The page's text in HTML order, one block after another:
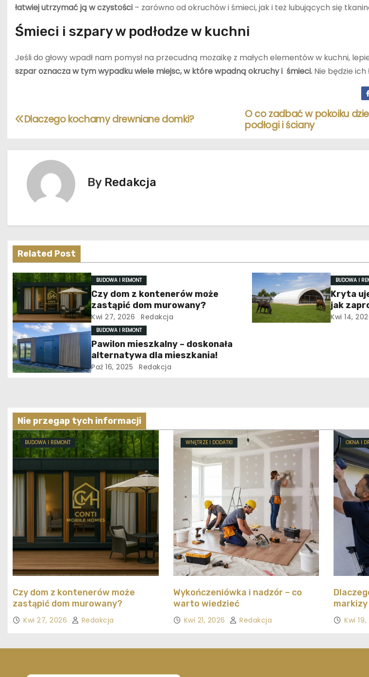
łatwiej utrzymać ją w czystości – zarówno od okruchów i śmieci, jak i też lubujących się
Śmieci i szpary w podłodze w kuchni
Jeśli do głowy wpadł nam pomysł na przecudną mozaikę z małych elementów w kuchni,
szpar oznacza w tym wypadku wiele miejsc, w które wpadną okruchy i śmieci. Nie będzie
N
j
a
w
p
i
s
O co zadbać w pokoiku
podłogi i ściany
Dlaczego kochamy drewniane domki?
By Redakcja
Related Post
BUDOWA I REMONT
Czy dom z kontenerów może
zastąpić dom murowany?
Kwi 27, 2026 Redakcja
BUDOWA I
Kryta
jak
Kwi 14,
BUDOWA I REMONT
Pawilon mieszkalny – doskonała
alternatywa dla mieszkania!
Paź 16, 2025 Redakcja
Nie przegap tych informacji
BUDOWA I REMONT
Czy dom z kontenerów może
zastąpić dom murowany?
Kwi 27, 2026 Redakcja
WNĘTRZE I DODATKI
Wykończeniówka i nadzór – co
warto wiedzieć
Kwi 21, 2026 Redakcja
OKNA I
Kwi